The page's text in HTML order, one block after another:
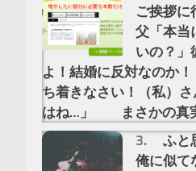
ご挨拶
父「本当
いの？」
よ！結婚に反対なのか
ち着きなさい！（私）
はね…」 まさかの真
ふと
俺に似て